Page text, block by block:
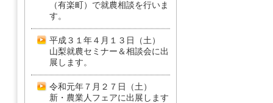
（有楽町）で就農相談を行いま
す。
平成３１年４月１３日（土）
山梨就農セミナー＆相談会に出
展します。
令和元年７月２７日（土）
新・農業人フェアに出展します